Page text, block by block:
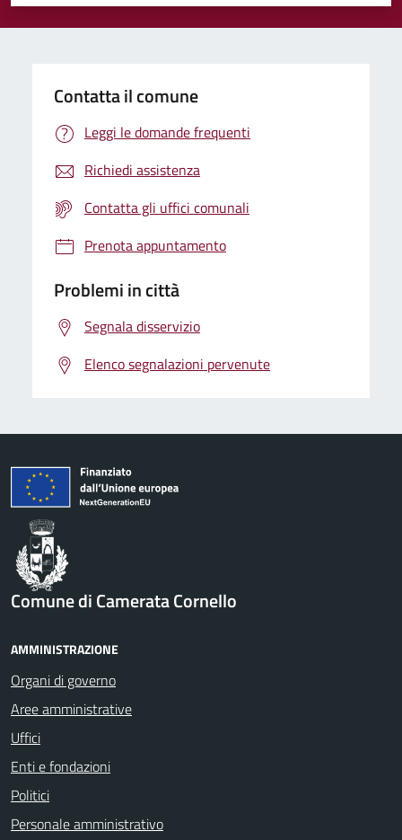
Contatta il comune
Leggi le domande frequenti
Richiedi assistenza
Contatta gli uffici comunali
Prenota appuntamento
Problemi in città
Segnala disservizio
Elenco segnalazioni pervenute
Comune di Camerata Cornello
AMMINISTRAZIONE
Organi di governo
Aree amministrative
Uffici
Enti e fondazioni
Politici
Personale amministrativo